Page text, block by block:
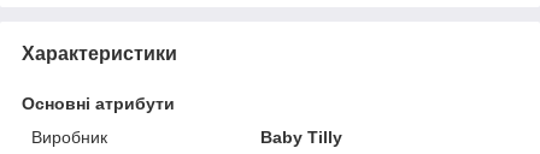
Характеристики
Основні атрибути
Виробник
Baby Tilly